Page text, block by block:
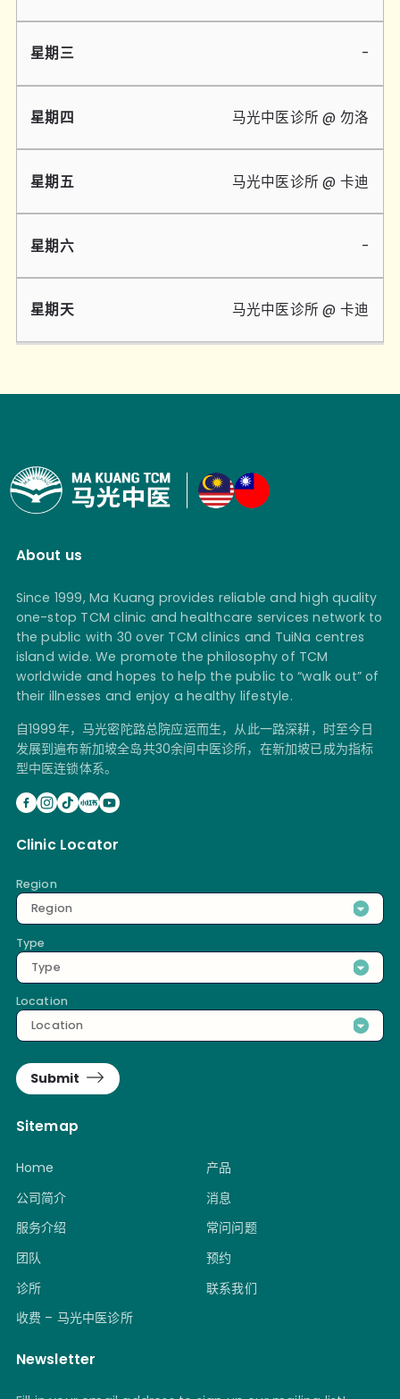
-
马光中医诊所 @ 勿洛
马光中医诊所 @ 卡迪
-
马光中医诊所 @ 卡迪
About us
Since 1999, Ma Kuang provides reliable and high quality
one-stop TCM clinic and healthcare services network to
the public with 30 over TCM clinics and TuiNa centres
island wide. We promote the philosophy of TCM
worldwide and hopes to help the public to “walk out” of
their illnesses and enjoy a healthy lifestyle.
自1999年，马光密陀路总院应运而生，从此一路深耕，时至今日
发展到遍布新加坡全岛共30余间中医诊所，在新加坡已成为指标
型中医连锁体系。
Clinic Locator
Region
Region
Type
Type
Location
Location
Submit
Sitemap
Home
公司简介
服务介绍
团队
诊所
收费 – 马光中医诊所
产品
消息
常问问题
预约
联系我们
Newsletter